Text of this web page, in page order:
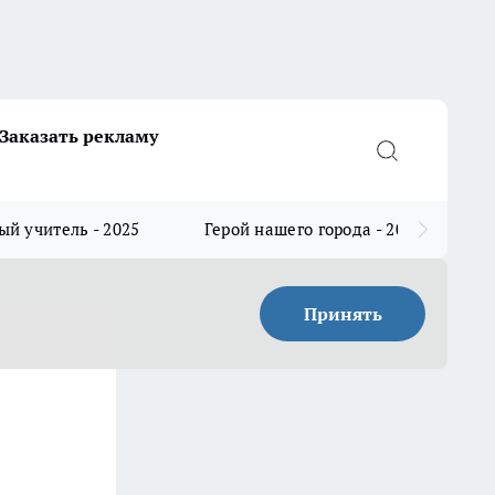
Заказать рекламу
учитель - 2025 Герой нашего города - 2025
Принять